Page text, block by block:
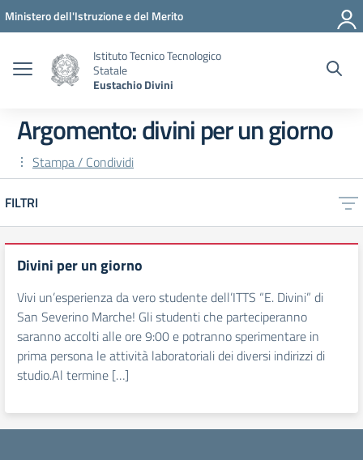
Vai ai contenuti
Vai al menu di navigazione
Vai al footer
Ministero dell'Istruzione e del Merito
Istituto Tecnico Tecnologico
Statale
Eustachio Divini
Argomento: divini per un giorno
Stampa / Condividi
FILTRI
Divini per un giorno
Vivi un’esperienza da vero studente dell’ITTS “E. Divini” di
San Severino Marche! Gli studenti che parteciperanno
saranno accolti alle ore 9:00 e potranno sperimentare in
prima persona le attività laboratoriali dei diversi indirizzi di
studio.Al termine […]